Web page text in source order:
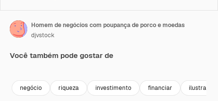
Homem de negócios com poupança de porco e moedas
djvstock
Você também pode gostar de
negócio riqueza investimento financiar ilustração